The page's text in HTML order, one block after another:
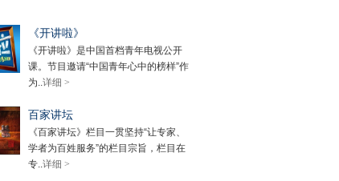
《开讲啦》
《开讲啦》是中国首档青年电视公开
课。节目邀请“中国青年心中的榜样”作
为..详细 >
百家讲坛
《百家讲坛》栏目一贯坚持“让专家、
学者为百姓服务”的栏目宗旨，栏目在
专..详细 >